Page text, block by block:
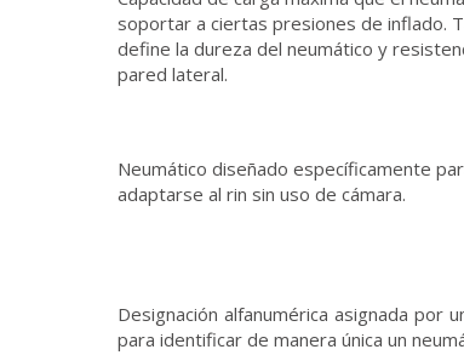
soportar a ciertas presiones de inflado.
define la dureza del neumático y
pared lateral.
Neumático diseñado específicamente
adaptarse al rin sin uso de cámara.
Designación alfanumérica asignada por
para identificar de manera única un